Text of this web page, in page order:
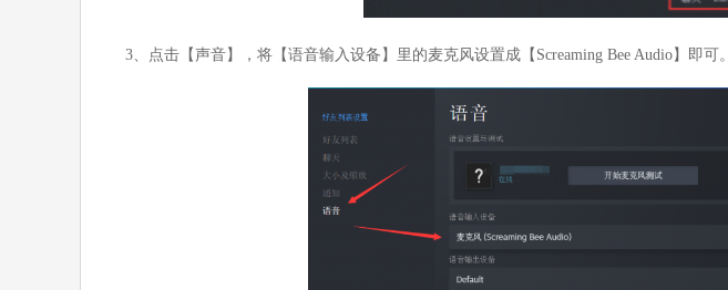
3、点击【声音】，将【语音输入设备】里的麦克风设置成【Screaming Bee Audio】即可。